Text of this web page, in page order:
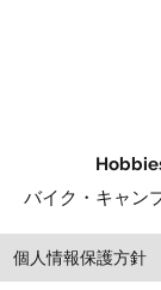
バイク・キャン
個人情報保護方針